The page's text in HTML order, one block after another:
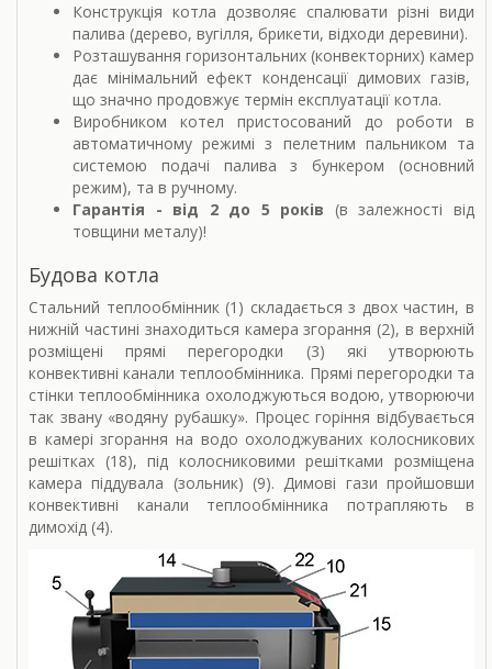
Конструкція котла дозволяє спалювати різні види
палива (дерево, вугілля, брикети, відходи деревини).
Розташування горизонтальних (конвекторних) камер
дає мінімальний ефект конденсації димових газів,
що значно продовжує термін експлуатації котла.
Виробником котел пристосований до роботи в
автоматичному режимі з пелетним пальником та
системою подачі палива з бункером (основний
режим), та в ручному.
Гарантія - від 2 до 5 років (в залежності від
товщини металу)!
Будова котла
Стальний теплообмінник (1) складається з двох частин, в
нижній частині знаходиться камера згорання (2), в верхній
розміщені прямі перегородки (3) які утворюють
конвективні канали теплообмінника. Прямі перегородки та
стінки теплообмінника охолоджуються водою, утворюючи
так звану «водяну рубашку». Процес горіння відбувається
в камері згорання на водо охолоджуваних колосникових
решітках (18), під колосниковими решітками розміщена
камера піддувала (зольник) (9). Димові гази пройшовши
конвективні канали теплообмінника потрапляють в
димохід (4).